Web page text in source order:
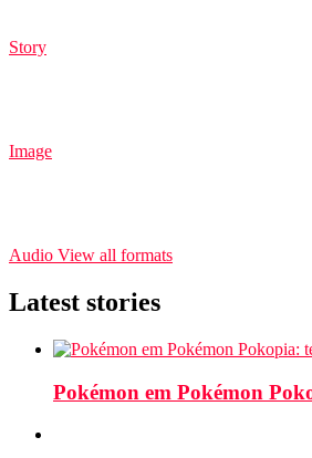
Story
Image
Audio View all formats
Latest stories
Pokémon em Pokémon